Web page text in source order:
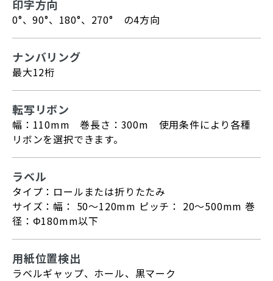
印字方向
0°、90°、180°、270° の4方向
ナンバリング
最大12桁
転写リボン
幅：110mm 巻長さ：300m 使用条件により各種
リボンを選択できます。
ラベル
タイプ：ロールまたは折りたたみ
サイズ：幅： 50～120mm ピッチ： 20～500mm 巻
径：Φ180mm以下
用紙位置検出
ラベルギャップ、ホール、黒マーク